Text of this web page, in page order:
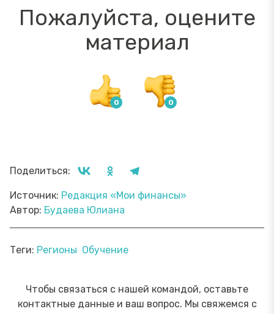
Пожалуйста, оцените
материал
Поделиться:
Источник: Редакция «Мои финансы»
Автор: Будаева Юлиана
Теги: Регионы Обучение
Чтобы связаться с нашей командой, оставьте
контактные данные и ваш вопрос. Мы свяжемся с